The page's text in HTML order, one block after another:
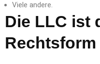
Viele andere.
Die LLC ist